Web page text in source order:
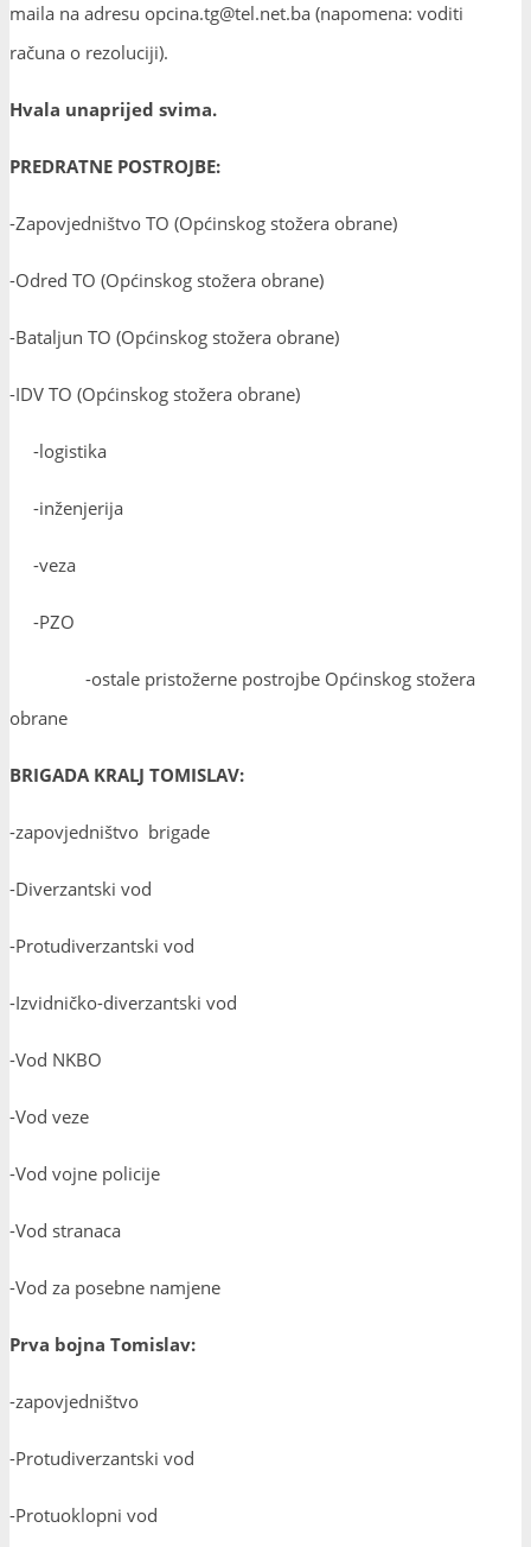
maila na adresu opcina.tg@tel.net.ba (napomena: voditi
računa o rezoluciji).
Hvala unaprijed svima.
PREDRATNE POSTROJBE:
-Zapovjedništvo TO (Općinskog stožera obrane)
-Odred TO (Općinskog stožera obrane)
-Bataljun TO (Općinskog stožera obrane)
-IDV TO (Općinskog stožera obrane)
-logistika
-inženjerija
-veza
-PZO
-ostale pristožerne postrojbe Općinskog stožera
obrane
BRIGADA KRALJ TOMISLAV:
-zapovjedništvo brigade
-Diverzantski vod
-Protudiverzantski vod
-Izvidničko-diverzantski vod
-Vod NKBO
-Vod veze
-Vod vojne policije
-Vod stranaca
-Vod za posebne namjene
Prva bojna Tomislav:
-zapovjedništvo
-Protudiverzantski vod
-Protuoklopni vod